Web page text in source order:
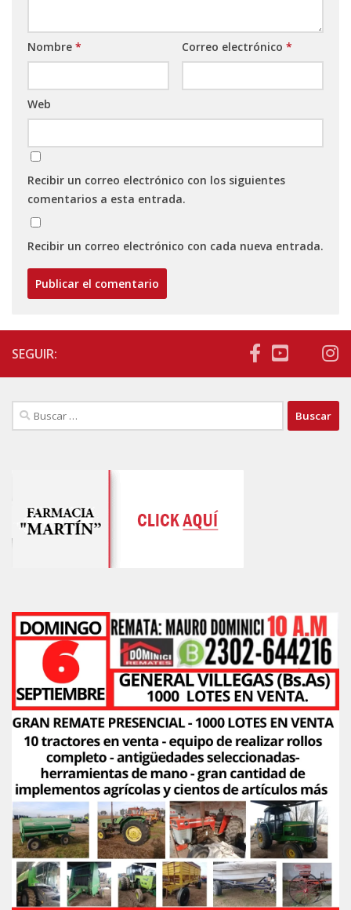
Nombre * Correo electrónico *
Web
Recibir un correo electrónico con los siguientes
comentarios a esta entrada.
Recibir un correo electrónico con cada nueva entrada.
SEGUIR:
Buscar: